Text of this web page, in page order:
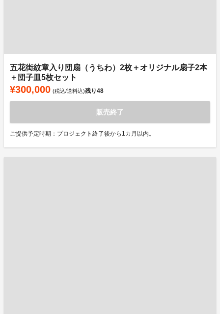
五花街紋章入り団扇（うちわ）2枚＋オリジナル扇子2本
＋団子皿5枚セット
¥300,000 (税込/送料込)残り48
販売終了
ご提供予定時期：プロジェクト終了後から1カ月以内。